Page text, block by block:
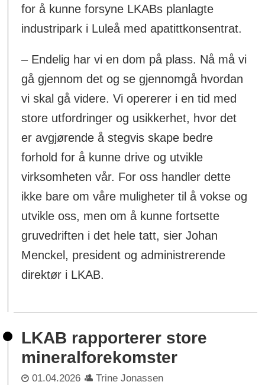
for å kunne forsyne LKABs planlagte
industripark i Luleå med apatittkonsentrat.
– Endelig har vi en dom på plass. Nå må vi
gå gjennom det og se gjennomgå hvordan
vi skal gå videre. Vi opererer i en tid med
store utfordringer og usikkerhet, hvor det
er avgjørende å stegvis skape bedre
forhold for å kunne drive og utvikle
virksomheten vår. For oss handler dette
ikke bare om våre muligheter til å vokse og
utvikle oss, men om å kunne fortsette
gruvedriften i det hele tatt, sier Johan
Menckel, president og administrerende
direktør i LKAB.
LKAB rapporterer store
mineralforekomster
01.04.2026 Trine Jonassen